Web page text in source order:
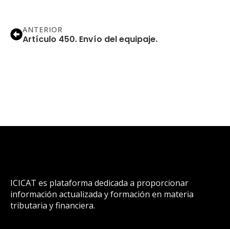
ANTERIOR
Artículo 450. Envío del equipaje.
ICICAT es plataforma dedicada a proporcionar
información actualizada y formación en materia
tributaria y financiera.